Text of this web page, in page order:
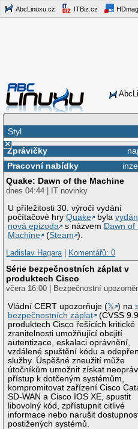
AbcLinuxu.cz ITBiz.cz
Styl
×
Zprávičky
Pracovní nabídky
Quake: Dawn of the Machine
dnes 04:44 | IT novinky
U příležitosti 30. výročí vydání
počítačové hryQuake byla
nová epizoda
s názvem Dawn of
Machine
(Steam ).
Ladislav Hagara| Komentářů: 0
Série bezpečnostních záplat v
produktech Cisco
včera 16:00 | Bezpečnostní
Vládní CERT upozorňuje (𝕏 ) na
bezpečnostních záplat
(CVSS
produktech Cisco řešících kritické
zranitelnosti umožňující obejití
autentizace, eskalaci oprávnění,
vzdálené spuštění kódu a
služby. Úspěšné zneužití může
útočníkům umožnit získat
přístup k dotčeným systémům,
kompromitovat zařízení Cisco
SD-WAN a Cisco IOS XE, spustit
libovolný kód, zpřístupnit citlivé
informace nebo narušit
postižených systémů.